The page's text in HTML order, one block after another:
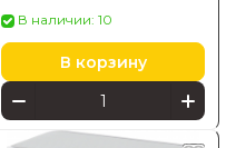
В наличии: 10
В корзину